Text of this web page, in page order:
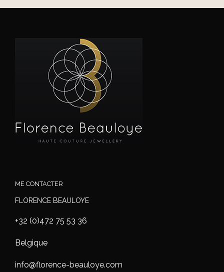
ME CONTACTER
FLORENCE BEAULOYE
+32 (0)472 75 53 36
Belgique
info@florence-beauloye.com